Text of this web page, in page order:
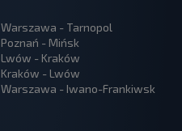
Warszawa - Tarnopol
Poznań - Mińsk
Lwów - Kraków
Kraków - Lwów
Warszawa - Iwano-Frankiwsk